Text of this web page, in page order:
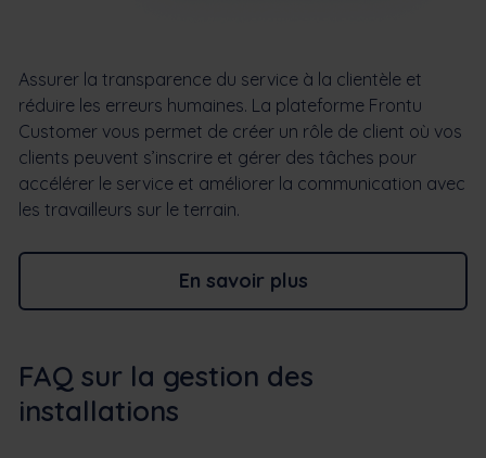
Assurer la transparence du service à la clientèle et
réduire les erreurs humaines. La plateforme Frontu
Customer vous permet de créer un rôle de client où vos
clients peuvent s’inscrire et gérer des tâches pour
accélérer le service et améliorer la communication avec
les travailleurs sur le terrain.
En savoir plus
FAQ sur la gestion des
installations